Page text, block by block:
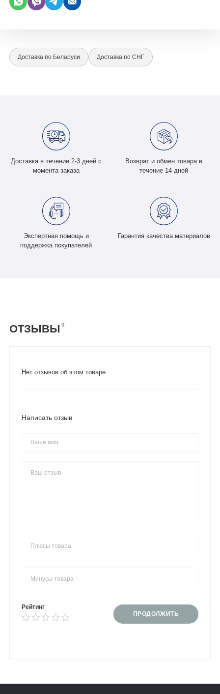
Доставка по Беларуси Доставка по СНГ
Доставка в течение 2-3 дней с
момента заказа
Возврат и обмен товара в
течение 14 дней
Экспертная помощь и
поддержка покупателей
Гарантия качества материалов
ОТЗЫВЫ 0
Нет отзывов об этом товаре.
Написать отзыв
Рейтинг
ПРОДОЛЖИТЬ